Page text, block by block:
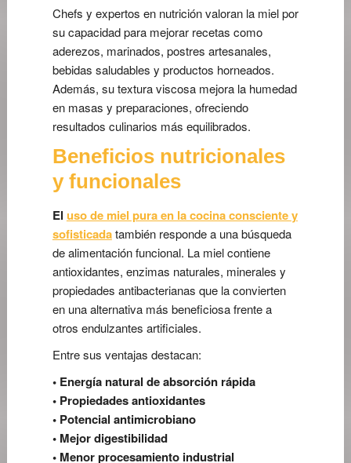
Chefs y expertos en nutrición valoran la miel por
su capacidad para mejorar recetas como
aderezos, marinados, postres artesanales,
bebidas saludables y productos horneados.
Además, su textura viscosa mejora la humedad
en masas y preparaciones, ofreciendo
resultados culinarios más equilibrados.
Beneficios nutricionales
y funcionales
El uso de miel pura en la cocina consciente y
sofisticadatambién responde a una búsqueda
de alimentación funcional. La miel contiene
antioxidantes, enzimas naturales, minerales y
propiedades antibacterianas que la convierten
en una alternativa más beneficiosa frente a
otros endulzantes artificiales.
Entre sus ventajas destacan:
• Energía natural de absorción rápida
• Propiedades antioxidantes
• Potencial antimicrobiano
• Mejor digestibilidad
• Menor procesamiento industrial